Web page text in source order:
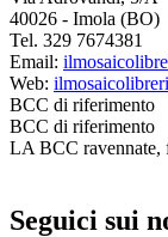
40026 - Imola (BO)
Tel. 329 7674381
Email:
Web:
BCC di riferimento
BCC di riferimento
LA BCC ravennate,
Seguici sui